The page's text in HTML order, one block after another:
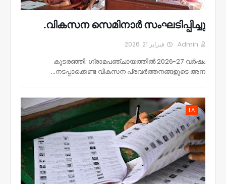
വികസന സെമിനാർ സംഘടിപ്പിച്ചു.
Admin فبراير 21, 2026
കൂടരഞ്ഞി: ഗ്രാമപഞ്ചായത്തിൽ 2026-27 വർഷം
നടപ്പാക്കെണ്ട വികസന പ്രവർത്തനങ്ങളുടെ അന…
LA